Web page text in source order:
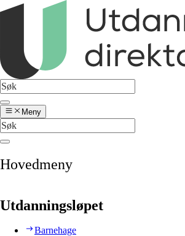
Meny
Hovedmeny
Utdanningsløpet
Barnehage